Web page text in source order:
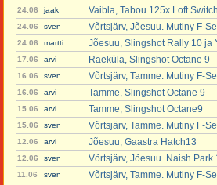
24.06 jaak Vaibla, Tabou 125x Loft
24.06 sven Võrtsjärv, Jõesuu. Mutiny F-
24.06 martti Jõesuu, Slingshot Rally 10 ja
17.06 arvi Raeküla, Slingshot Octane 9
16.06 sven Võrtsjärv, Tamme. Mutiny F-
16.06 arvi Tamme, Slingshot Octane 9
15.06 arvi Tamme, Slingshot Octane9
15.06 sven Võrtsjärv, Tamme. Mutiny F-
12.06 arvi Jõesuu, Gaastra Hatch13
12.06 sven Võrtsjärv, Jõesuu. Naish Park
11.06 sven Võrtsjärv, Tamme. Mutiny F-